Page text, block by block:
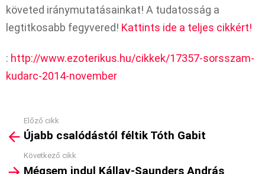
követed iránymutatásainkat! A tudatosság a
legtitkosabb fegyvered! Kattints ide a teljes cikkért!
: http://www.ezoterikus.hu/cikkek/17357-sorsszam-
kudarc-2014-november
more
Előző cikk
Újabb csalódástól féltik Tóth Gabit
Következő cikk
Mégsem indul Kállay-Saunders András